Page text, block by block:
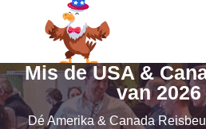
Mis de USA &
van
Dé Amerika & Canada